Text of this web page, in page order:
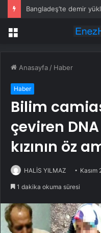
Bangladeş’te demir
Menü
Anasayfa / Haber
Haber
Bilim
çeviren
kızının öz
HALİS YILMAZ Kasım
1 dakika okuma süresi